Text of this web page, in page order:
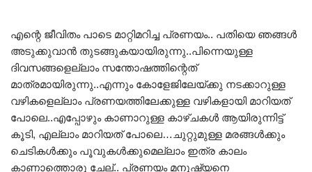
എന്റെ ജീവിതം പാടെ മാറ്റിമറിച്ച പ്രണയം.. പതിയെ ഞങ്ങൾ
അടുക്കുവാൻ തുടങ്ങുകയായിരുന്നു..പിന്നെയുള്ള
ദിവസങ്ങളെല്ലാം സന്തോഷത്തിന്റെത്
മാത്രമായിരുന്നു..എന്നും കോളേജിലേയ്ക്കു നടക്കാറുള്ള
വഴികളെല്ലാം പ്രണയത്തിലേക്കുള്ള വഴികളായി മാറിയത്
പോലെ..എപ്പോഴും കാണാറുള്ള കാഴ്ചകൾ ആയിരുന്നിട്ട്
കൂടി, എല്ലാം മാറിയത് പോലെ…ചുറ്റുമുള്ള മരങ്ങൾക്കും
ചെടികൾക്കും പൂവുകൾക്കുമെല്ലാം ഇത്ര കാലം
കാണാത്തൊരു ചേല്.. പ്രണയം മനുഷ്യനെ